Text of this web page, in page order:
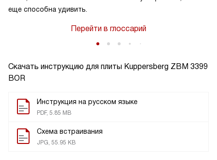
Скачать инструкцию для плиты Kuppersberg ZBM 3399
BOR
Инструкция на русском языке
PDF, 5.85 MB
Схема встраивания
JPG, 55.95 KB
еще способна удивить.
Перейти в глоссарий